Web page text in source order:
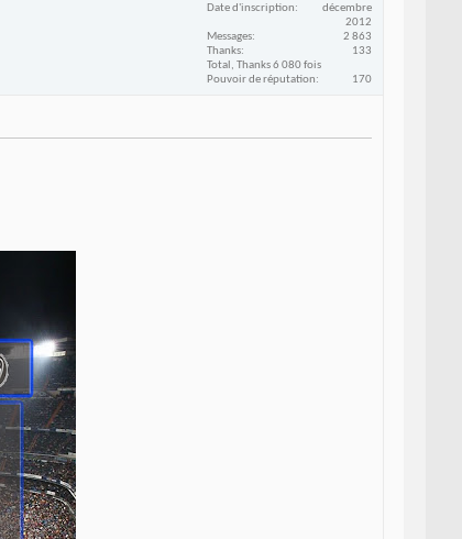
Date d'inscription
décembre
2012
Messages
2 863
Thanks
133
Total, Thanks 6 080 fois
Pouvoir de réputation
170